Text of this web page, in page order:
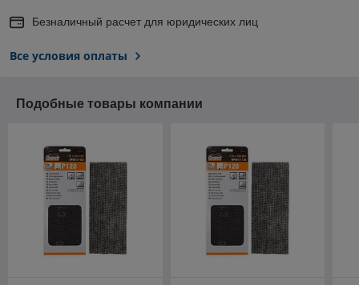
Безналичный расчет для юридических лиц
Все условия оплаты
Подобные товары компании